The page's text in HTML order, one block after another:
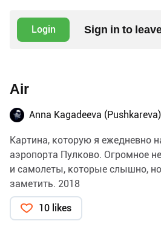
Login Sign in to
Air
Anna Kagadeeva (Pushkareva)
Картина, которую я ежедневно
аэропорта Пулково. Огромное
и самолеты, которые слышно,
заметить. 2018
10 likes